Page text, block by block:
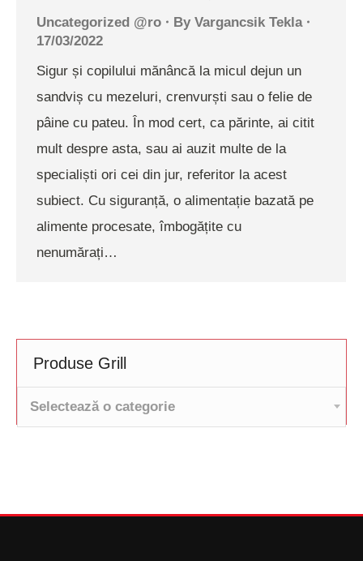
Uncategorized @ro By Vargancsik Tekla
17/03/2022
Sigur și copilului mănâncă la micul dejun un
sandviș cu mezeluri, crenvurști sau o felie de
pâine cu pateu. În mod cert, ca părinte, ai citit
mult despre asta, sau ai auzit multe de la
specialiști ori cei din jur, referitor la acest
subiect. Cu siguranță, o alimentație bazată pe
alimente procesate, îmbogățite cu
nenumărați…
Produse Grill
Selectează o categorie